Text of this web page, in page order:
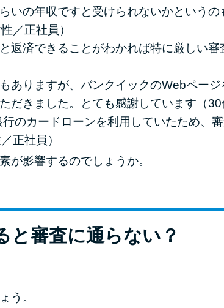
いの年収ですと受けられないかという
／正社員）
返済できることがわかれば特に厳しい
ありますが、バンクイックのWebペー
だきました。とても感謝しています（30
のカードローンを利用していたため、
正社員）
が影響するのでしょうか。
と審査に通らない？
う。